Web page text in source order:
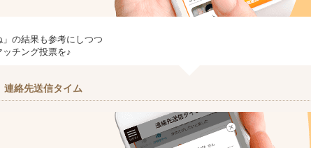
」の結果も参考にしつつ
ッチング投票を♪
連絡先送信タイム